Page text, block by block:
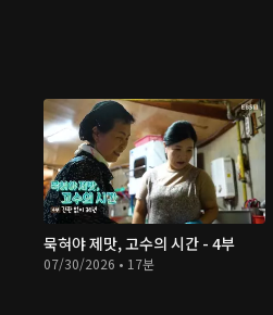
묵혀야 제맛, 고수의 시간 - 4부
07/30/2026 • 17분